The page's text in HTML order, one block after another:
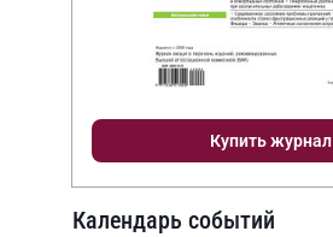
Купить журнал
Календарь событий